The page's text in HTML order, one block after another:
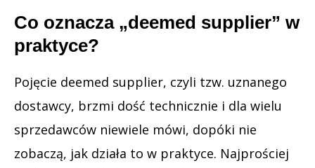
Co oznacza „deemed supplier” w
praktyce?
Pojęcie deemed supplier, czyli tzw. uznanego
dostawcy, brzmi dość technicznie i dla wielu
sprzedawców niewiele mówi, dopóki nie
zobaczą, jak działa to w praktyce. Najprościej